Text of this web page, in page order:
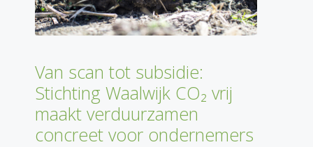
Van scan tot subsidie:
Stichting Waalwijk CO₂ vrij
maakt verduurzamen
concreet voor ondernemers